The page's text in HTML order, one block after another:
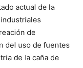
actual de la
de
del uso de fuentes
de la caña de